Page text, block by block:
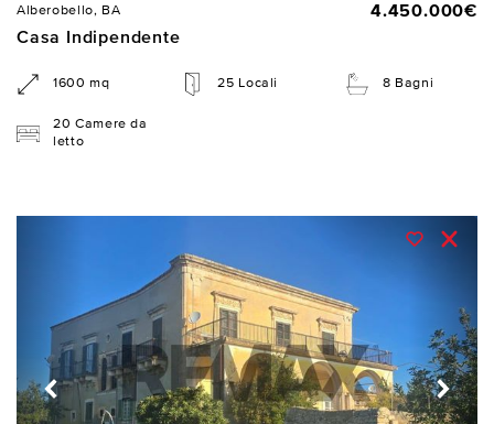
Alberobello, BA
4.450.000€
Casa Indipendente
1600 mq 25 Locali 8 Bagni
20 Camere da
letto